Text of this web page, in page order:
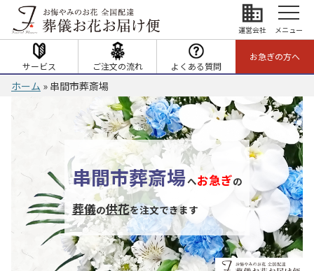
business
運営会社 メニュー
サービス ご注文の流れ よくある質問
お急ぎの方へ
ホーム » 串間市葬斎場
串間市葬斎場へお急ぎの
葬儀の供花を注文できます